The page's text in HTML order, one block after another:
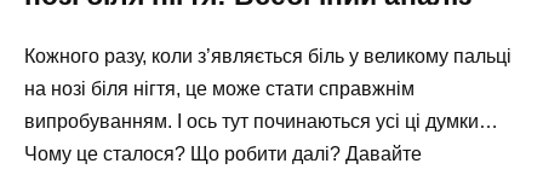
Кожного разу, коли з’являється біль у великому пальці
на нозі біля нігтя, це може стати справжнім
випробуванням. І ось тут починаються усі ці думки…
Чому це сталося? Що робити далі? Давайте